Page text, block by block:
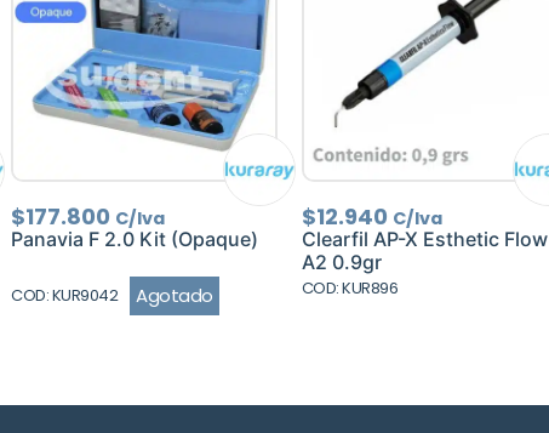
$177.800 C/Iva
Panavia F 2.0 Kit (Opaque)
COD: KUR9042 Agotado
$12.940 C/Iva
Clearfil AP-X Esthetic Flow
A2 0.9gr
COD: KUR896